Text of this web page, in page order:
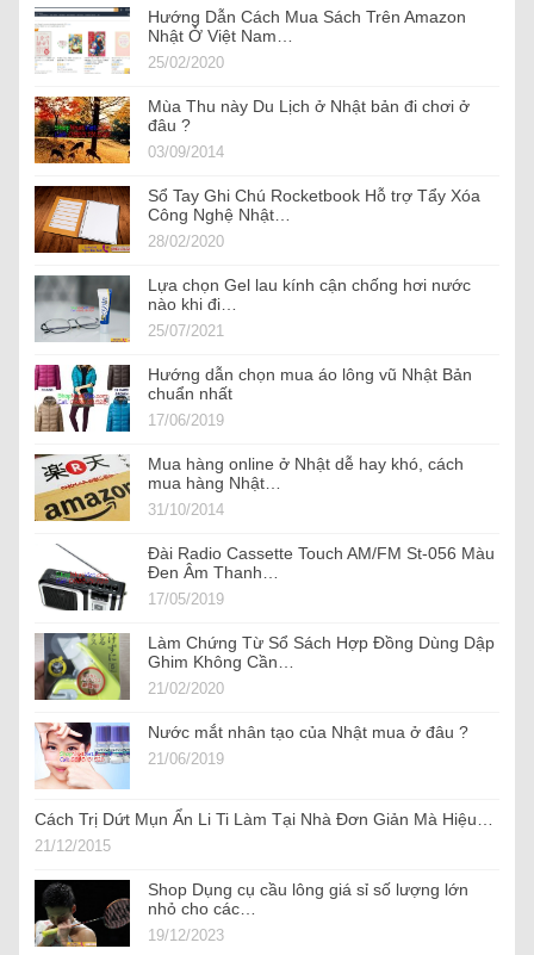
Hướng Dẫn Cách Mua Sách Trên Amazon
Nhật Ở Việt Nam…
25/02/2020
Mùa Thu này Du Lịch ở Nhật bản đi chơi ở
đâu ?
03/09/2014
Sổ Tay Ghi Chú Rocketbook Hỗ trợ Tẩy Xóa
Công Nghệ Nhật…
28/02/2020
Lựa chọn Gel lau kính cận chống hơi nước
nào khi đi…
25/07/2021
Hướng dẫn chọn mua áo lông vũ Nhật Bản
chuẩn nhất
17/06/2019
Mua hàng online ở Nhật dễ hay khó, cách
mua hàng Nhật…
31/10/2014
Đài Radio Cassette Touch AM/FM St-056 Màu
Đen Âm Thanh…
17/05/2019
Làm Chứng Từ Sổ Sách Hợp Đồng Dùng Dập
Ghim Không Cần…
21/02/2020
Nước mắt nhân tạo của Nhật mua ở đâu ?
21/06/2019
Cách Trị Dứt Mụn Ẩn Li Ti Làm Tại Nhà Đơn Giản Mà Hiệu…
21/12/2015
Shop Dụng cụ cầu lông giá sỉ số lượng lớn
nhỏ cho các…
19/12/2023